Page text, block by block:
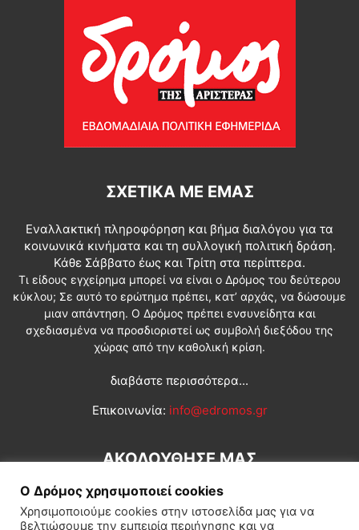
ΣΧΕΤΙΚΆ ΜΕ ΕΜΆΣ
Εναλλακτική πληροφόρηση και βήμα διαλόγου για τα
κοινωνικά κινήματα και τη συλλογική πολιτική δράση.
Κάθε Σάββατο έως και Τρίτη στα περίπτερα.
Τι είδους εγχείρημα μπορεί να είναι ο Δρόμος του δεύτερου
κύκλου; Σε αυτό το ερώτημα πρέπει, κατ’ αρχάς, να δώσουμε
μιαν απάντηση. Ο Δρόμος πρέπει ενσυνείδητα και
σχεδιασμένα να προσδιοριστεί ως συμβολή διεξόδου της
χώρας από την καθολική κρίση.
διαβάστε περισσότερα...
Επικοινωνία: info@edromos.gr
ΑΚΟΛΟΥΘΗΣΕ ΜΑΣ
Ο Δρόμος χρησιμοποιεί cookies
Χρησιμοποιούμε cookies στην ιστοσελίδα μας για να
βελτιώσουμε την εμπειρία περιήγησης και να